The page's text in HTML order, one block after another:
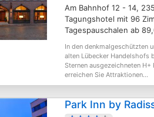
Am Bahnhof 12 - 14,
Tagungshotel mit 96
Tagespauschalen ab
In den denkmalgeschützten
alten Lübecker Handelshofs
Sternen ausgezeichneten
erreichen Sie Attraktionen...
Park Inn by